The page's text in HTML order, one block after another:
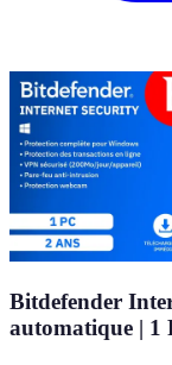
Bitdefender
automatique | 1